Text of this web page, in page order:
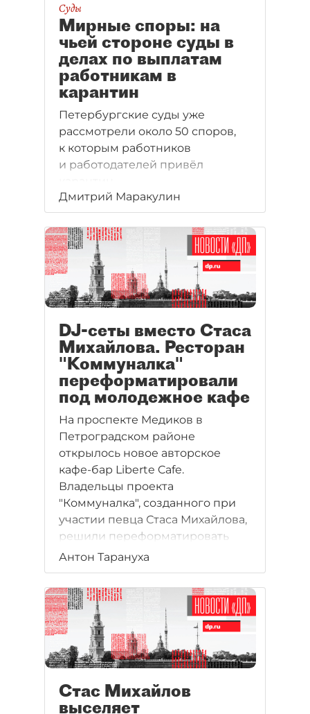
Суды
Мирные споры: на
чьей стороне суды в
делах по выплатам
работникам в
карантин
Петербургские суды уже
рассмотрели около 50 споров,
к которым работников
и работодателей привёл
Дмитрий Маракулин
DJ-сеты вместо Стаса
Михайлова. Ресторан
"Коммуналка"
переформатировали
под молодежное кафе
На проспекте Медиков в
Петроградском районе
открылось новое авторское
кафе-бар Liberte Cafe.
Владельцы проекта
"Коммуналка", созданного при
участии певца Стаса Михайлова,
решили переформатировать
заведение и привлечь более
молодую публику.
Антон Тарануха
Стас Михайлов
выселяет